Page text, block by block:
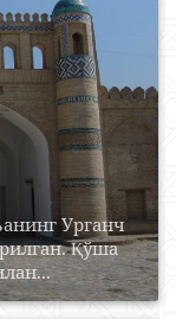
Урганч
Қўша